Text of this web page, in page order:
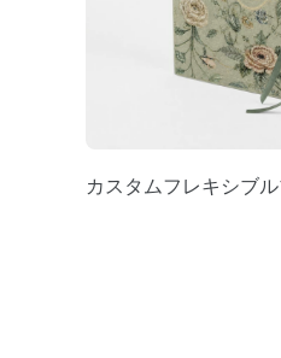
カスタムフレキシブ